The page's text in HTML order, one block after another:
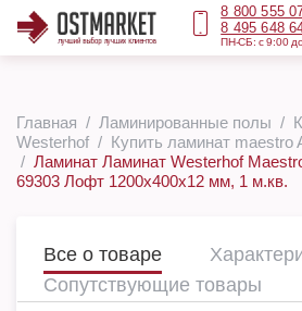
8 800 555
8 495 648
ПН-СБ: с 9:00
Главная Ламинированные полы
Westerhof
Купить ламинат maestro
Ламинат Ламинат Westerhof
69303 Лофт 1200х400х12 мм, 1 м.кв.
Все о товаре
Сопутствующие товары